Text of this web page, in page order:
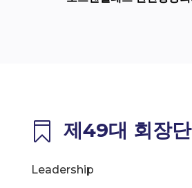
 제49대 회장단
Leadership